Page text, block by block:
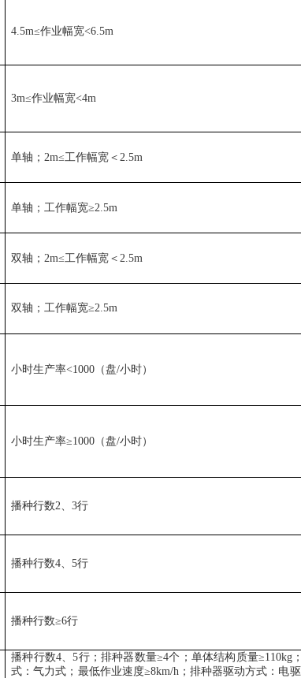
4.5m≤作业幅宽<6.5m
3m≤作业幅宽<4m
单轴；2m≤工作幅宽＜2.5m
单轴；工作幅宽≥2.5m
双轴；2m≤工作幅宽＜2.5m
双轴；工作幅宽≥2.5m
小时生产率<1000 （盘/小时）
小时生产率≥1000 （盘/小时）
播种行数2、3行
播种行数4、5行
播种行数≥6行
播种行数4、5行；排种器数量≥4个；单体结构质量≥110kg
式：气力式；最低作业速度≥8km/h；排种器驱动方式：电